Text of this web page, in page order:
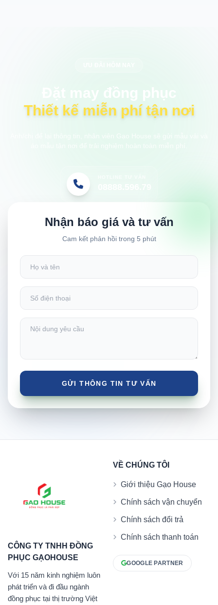
Đặt may đồng phục
Thiết kế miễn phí tận nơi
Nhận báo giá và tư vấn
Cam kết phản hồi trong 5 phút
CÔNG TY TNHH ĐỒNG
PHỤC GẠOHOUSE
Với 15 năm kinh nghiệm luôn
phát triển và đi đầu ngành
đồng phục tại thị trường Việt
VỀ CHÚNG TÔI
Giới thiệu Gạo House
Chính sách vận chuyển
Chính sách đổi trả
Chính sách thanh toán
GOOGLE PARTNER